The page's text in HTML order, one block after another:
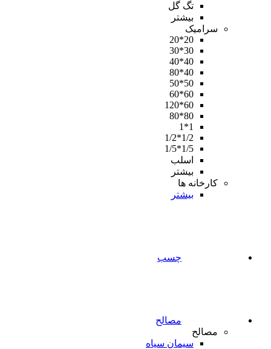
تگ گل
بیشتر
سرامیک
20*20
30*30
40*40
40*80
50*50
60*60
60*120
80*80
1*1
1/2*1/2
1/5*1/5
اسلب
بیشتر
کارخانه ها
بیشتر
چسب
مصالح
مصالح
سیمان سیاه